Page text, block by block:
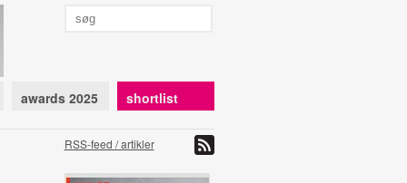
awards 2025 shortlist
RSS-feed / artikler